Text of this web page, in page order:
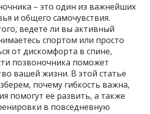
– это один из важнейших
и общего самочувствия.
ведете ли вы активный
спортом или просто
от дискомфорта в спине,
позвоночника поможет
вашей жизни. В этой статье
почему гибкость важна,
помогут её развить, а также
в повседневную